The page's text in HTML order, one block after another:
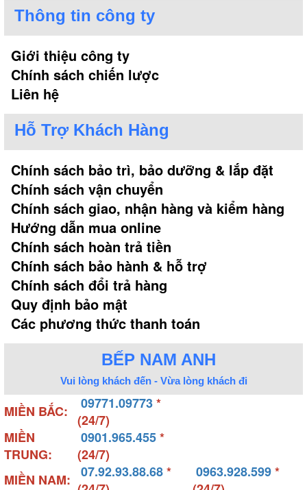
Thông tin công ty
Giới thiệu công ty
Chính sách chiến lược
Liên hệ
Hỗ Trợ Khách Hàng
Chính sách bảo trì, bảo dưỡng & lắp đặt
Chính sách vận chuyển
Chính sách giao, nhận hàng và kiểm hàng
Hướng dẫn mua online
Chính sách hoàn trả tiền
Chính sách bảo hành & hỗ trợ
Chính sách đổi trả hàng
Quy định bảo mật
Các phương thức thanh toán
BẾP NAM ANH
Vui lòng khách đến - Vừa lòng khách đi
MIỀN BẮC: 09771.09773*
(24/7)
MIỀN
TRUNG:
0901.965.455*
(24/7)
MIỀN NAM:
07.92.93.88.68*
0963.928.599*